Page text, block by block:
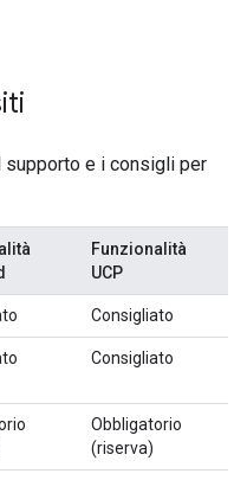
e i consigli per
Funzionalità
UCP
Consigliato
Consigliato
Obbligatorio
(riserva)